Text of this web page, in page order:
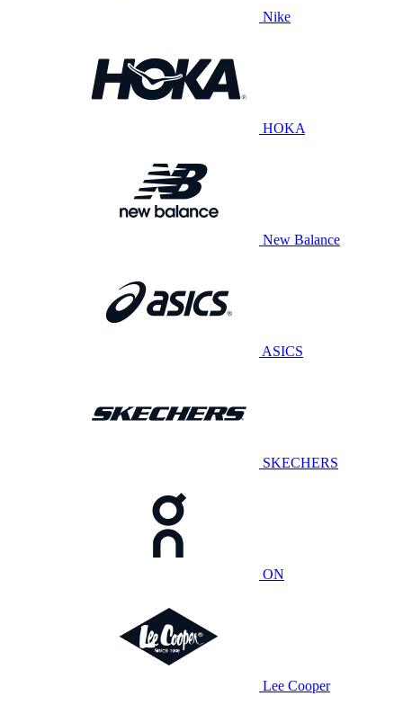
Nike
HOKA
New Balance
ASICS
SKECHERS
ON
Lee Cooper